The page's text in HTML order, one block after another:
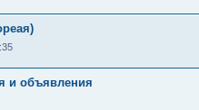
и объявления